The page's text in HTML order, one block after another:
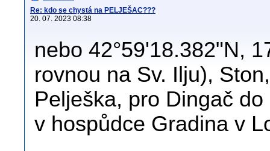
Re: kdo se chystá na PELJEŠAC???
20. 07. 2023 08:38
nebo 42°59'18.382"N,
rovnou na Sv. Ilju),
Pelješka, pro Dingač
v hospůdce Gradina v